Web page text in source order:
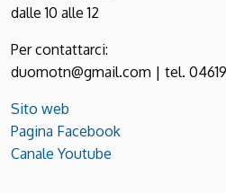
dalle 10 alle 12
Per contattarci:
duomotn@gmail.com | tel.
Sito web
Pagina Facebook
Canale Youtube